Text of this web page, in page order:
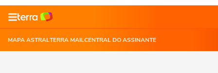
MAPA ASTRALTERRA MAILCENTRAL DO ASSINANTE